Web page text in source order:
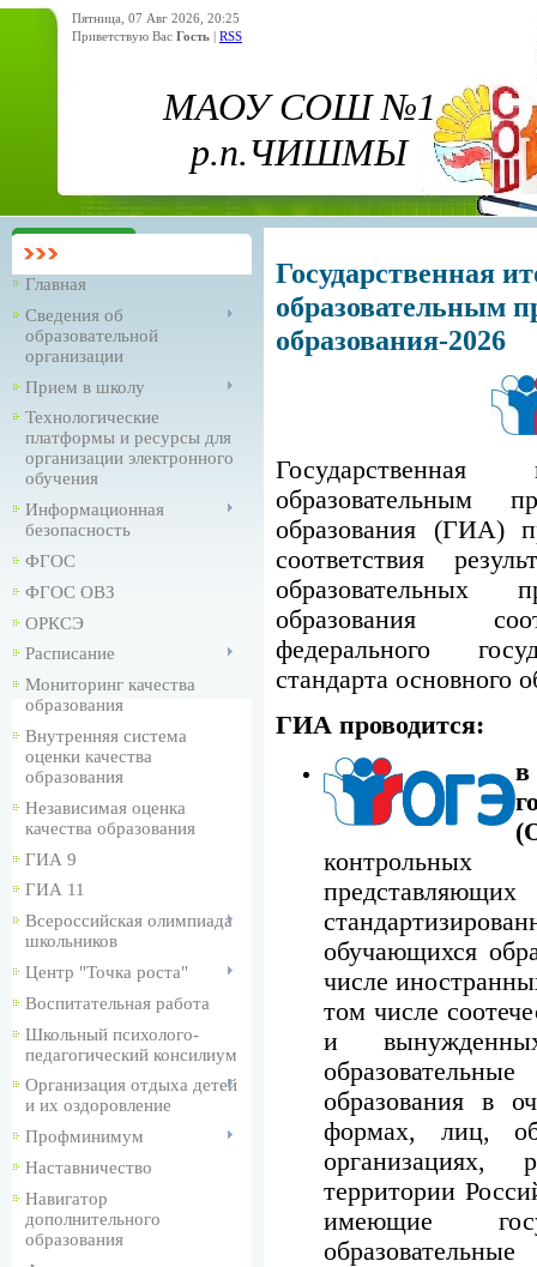
Пятница, 07 Авг 2026, 20:25
Приветствую Вас Гость RSS
МАОУ СОШ №1
р.п.ЧИШМЫ
Главная
Сведения об
образовательной
организации
Прием в школу
Технологические
платформы и ресурсы для
организации электронного
обучения
Информационная
безопасность
ФГОС
ФГОС ОВЗ
ОРКСЭ
Расписание
Мониторинг качества
образования
Внутренняя система
оценки качества
образования
Независимая оценка
качества образования
ГИА 9
ГИА 11
Всероссийская олимпиада
школьников
Центр "Точка роста"
Воспитательная работа
Школьный психолого-
педагогический консилиум
Организация отдыха детей
и их оздоровление
Профминимум
Наставничество
Навигатор
дополнительного
образования
Государственная
образовательным
образования-2026
образовательным
образования (ГИА)
соответствия
образовательных
образования
федерального
стандарта основного
ГИА проводится:
контрольных
обучающихся
числе
том числе
и
образования в
формах, лиц,
организациях,
территории
имеющие